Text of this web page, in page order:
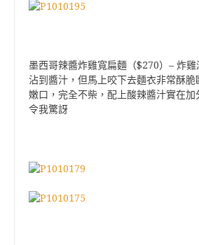
墨西哥辣醬炸雞寬扁麵（$270） – 炸雞
沾到醬汁，但馬上咬下去麵衣非常酥
嫩口，完全不柴，配上酸辣醬汁實在
令我驚訝